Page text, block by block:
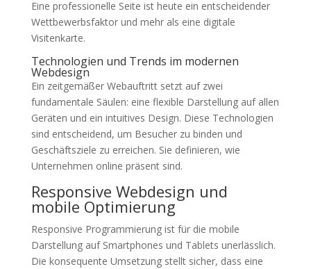
Eine professionelle Seite ist heute ein entscheidender
Wettbewerbsfaktor und mehr als eine digitale
Visitenkarte.
Technologien und Trends im modernen
Webdesign
Ein zeitgemäßer Webauftritt setzt auf zwei
fundamentale Säulen: eine flexible Darstellung auf allen
Geräten und ein intuitives Design. Diese Technologien
sind entscheidend, um Besucher zu binden und
Geschäftsziele zu erreichen. Sie definieren, wie
Unternehmen online präsent sind.
Responsive Webdesign und
mobile Optimierung
Responsive Programmierung ist für die mobile
Darstellung auf Smartphones und Tablets unerlässlich.
Die konsequente Umsetzung stellt sicher, dass eine